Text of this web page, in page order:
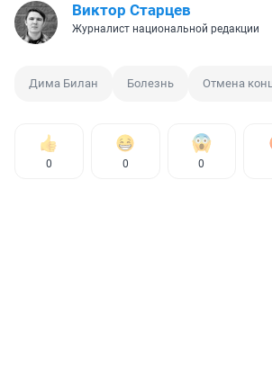
Виктор Старцев
Журналист национальной редакции
Дима Билан Болезнь Отмена
0 0 0